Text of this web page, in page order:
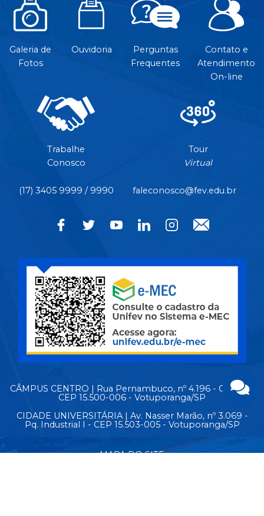
Galeria de
Fotos
Ouvidoria
Perguntas
Frequentes
Contato e
Atendimento
On-line
Trabalhe
Conosco
Tour
Virtual
(17) 3405 9999 / 9990 faleconosco@fev.edu.br
CÂMPUS CENTRO | Rua Pernambuco, nº 4.196 - Centro -
CEP 15.500-006 - Votuporanga/SP
CIDADE UNIVERSITÁRIA | Av. Nasser Marão, nº 3.069 -
Pq. Industrial I - CEP 15.503-005 - Votuporanga/SP
MAPA DO SITE